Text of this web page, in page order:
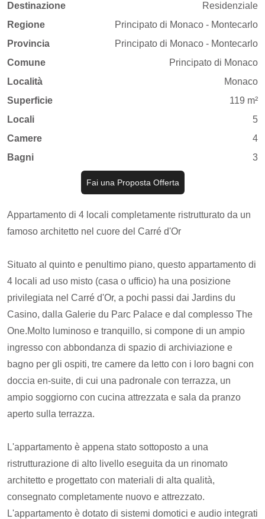
Destinazione
Residenziale
Regione
Principato di Monaco - Montecarlo
Provincia
Principato di Monaco - Montecarlo
Comune
Principato di Monaco
Località
Monaco
Superficie
119 m²
Locali
5
Camere
4
Bagni
3
Fai una Proposta Offerta
Appartamento di 4 locali completamente ristrutturato da un
famoso architetto nel cuore del Carré d'Or
Situato al quinto e penultimo piano, questo appartamento di
4 locali ad uso misto (casa o ufficio) ha una posizione
privilegiata nel Carré d'Or, a pochi passi dai Jardins du
Casino, dalla Galerie du Parc Palace e dal complesso The
One.Molto luminoso e tranquillo, si compone di un ampio
ingresso con abbondanza di spazio di archiviazione e
bagno per gli ospiti, tre camere da letto con i loro bagni con
doccia en-suite, di cui una padronale con terrazza, un
ampio soggiorno con cucina attrezzata e sala da pranzo
aperto sulla terrazza.
L'appartamento è appena stato sottoposto a una
ristrutturazione di alto livello eseguita da un rinomato
architetto e progettato con materiali di alta qualità,
consegnato completamente nuovo e attrezzato.
L'appartamento è dotato di sistemi domotici e audio integrati